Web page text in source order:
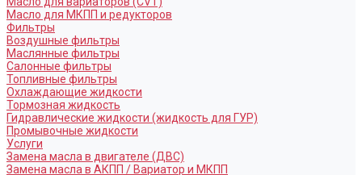
Масло для МКПП и редукторов
Фильтры
Воздушные фильтры
Маслянные фильтры
Салонные фильтры
Топливные фильтры
Охлаждающие жидкости
Тормозная жидкость
Гидравлические жидкости (жидкость для ГУР)
Промывочные жидкости
Услуги
Замена масла в двигателе (ДВС)
Замена масла в АКПП / Вариатор и МКПП